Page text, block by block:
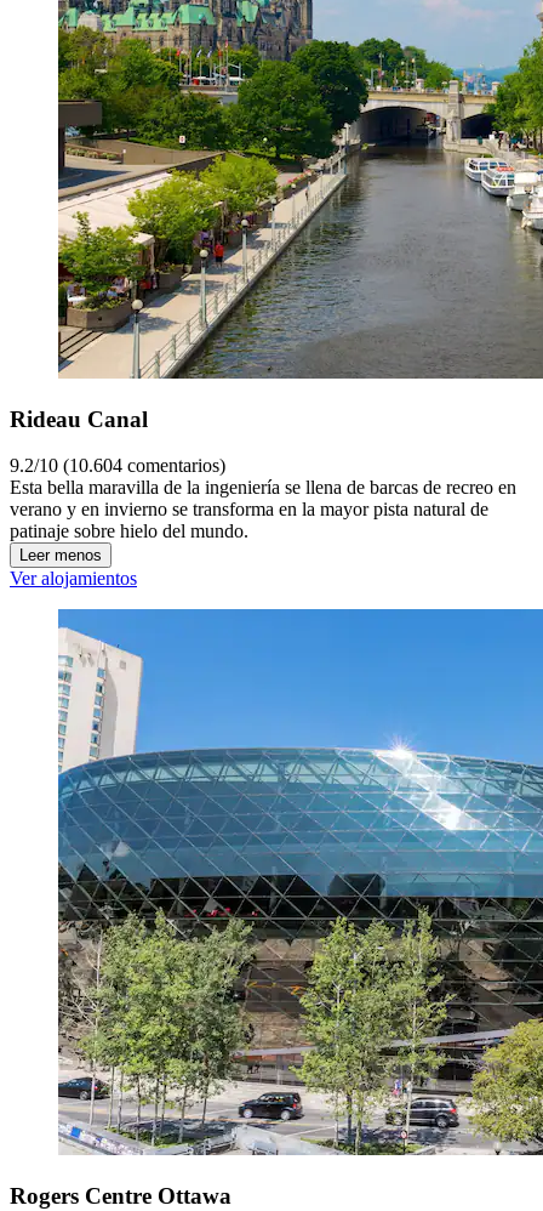
Rideau Canal
9.2/10 (10.604 comentarios)
Esta bella maravilla de la ingeniería se llena de barcas de recreo en
verano y en invierno se transforma en la mayor pista natural de
patinaje sobre hielo del mundo.
Leer menos
Ver alojamientos
Rogers Centre Ottawa